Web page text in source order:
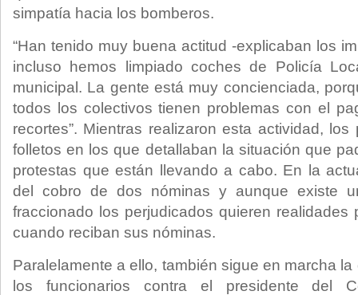
simpatía hacia los bomberos.
“Han tenido muy buena actitud -explicaban los
incluso hemos limpiado coches de Policía
municipal. La gente está muy concienciada,
todos los colectivos tienen problemas con el
recortes”. Mientras realizaron esta actividad, los
folletos en los que detallaban la situación que
protestas que están llevando a cabo. En la
del cobro de dos nóminas y aunque existe
fraccionado los perjudicados quieren realidades
cuando reciban sus nóminas.
Paralelamente a ello, también sigue en marcha
los funcionarios contra el presidente del